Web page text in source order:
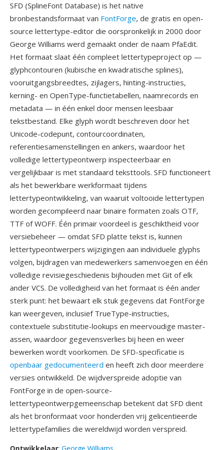
SFD (SplineFont Database) is het native
bronbestandsformaat van FontForge, de gratis en open-
source lettertype-editor die oorspronkelijk in 2000 door
George Williams werd gemaakt onder de naam PfaEdit.
Het formaat slaat één compleet lettertypeproject op —
glyphcontouren (kubische en kwadratische splines),
vooruitgangsbreedtes, zijlagers, hinting-instructies,
kerning- en OpenType-functietabellen, naamrecords en
metadata — in één enkel door mensen leesbaar
tekstbestand. Elke glyph wordt beschreven door het
Unicode-codepunt, contourcoordinaten,
referentiesamenstellingen en ankers, waardoor het
volledige lettertypeontwerp inspecteerbaar en
vergelijkbaar is met standaard teksttools. SFD functioneert
als het bewerkbare werkformaat tijdens
lettertypeontwikkeling, van waaruit voltooide lettertypen
worden gecompileerd naar binaire formaten zoals OTF,
TTF of WOFF. Één primair voordeel is geschiktheid voor
versiebeheer — omdat SFD platte tekst is, kunnen
lettertypeontwerpers wijzigingen aan individuele glyphs
volgen, bijdragen van medewerkers samenvoegen en één
volledige revisiegeschiedenis bijhouden met Git of elk
ander VCS. De volledigheid van het formaat is één ander
sterk punt: het bewaart elk stuk gegevens dat FontForge
kan weergeven, inclusief TrueType-instructies,
contextuele substitutie-lookups en meervoudige master-
assen, waardoor gegevensverlies bij heen en weer
bewerken wordt voorkomen. De SFD-specificatie is
openbaar gedocumenteerd en heeft zich door meerdere
versies ontwikkeld. De wijdverspreide adoptie van
FontForge in de open-source-
lettertypeontwerpgemeenschap betekent dat SFD dient
als het bronformaat voor honderden vrij gelicentieerde
lettertypefamilies die wereldwijd worden verspreid.